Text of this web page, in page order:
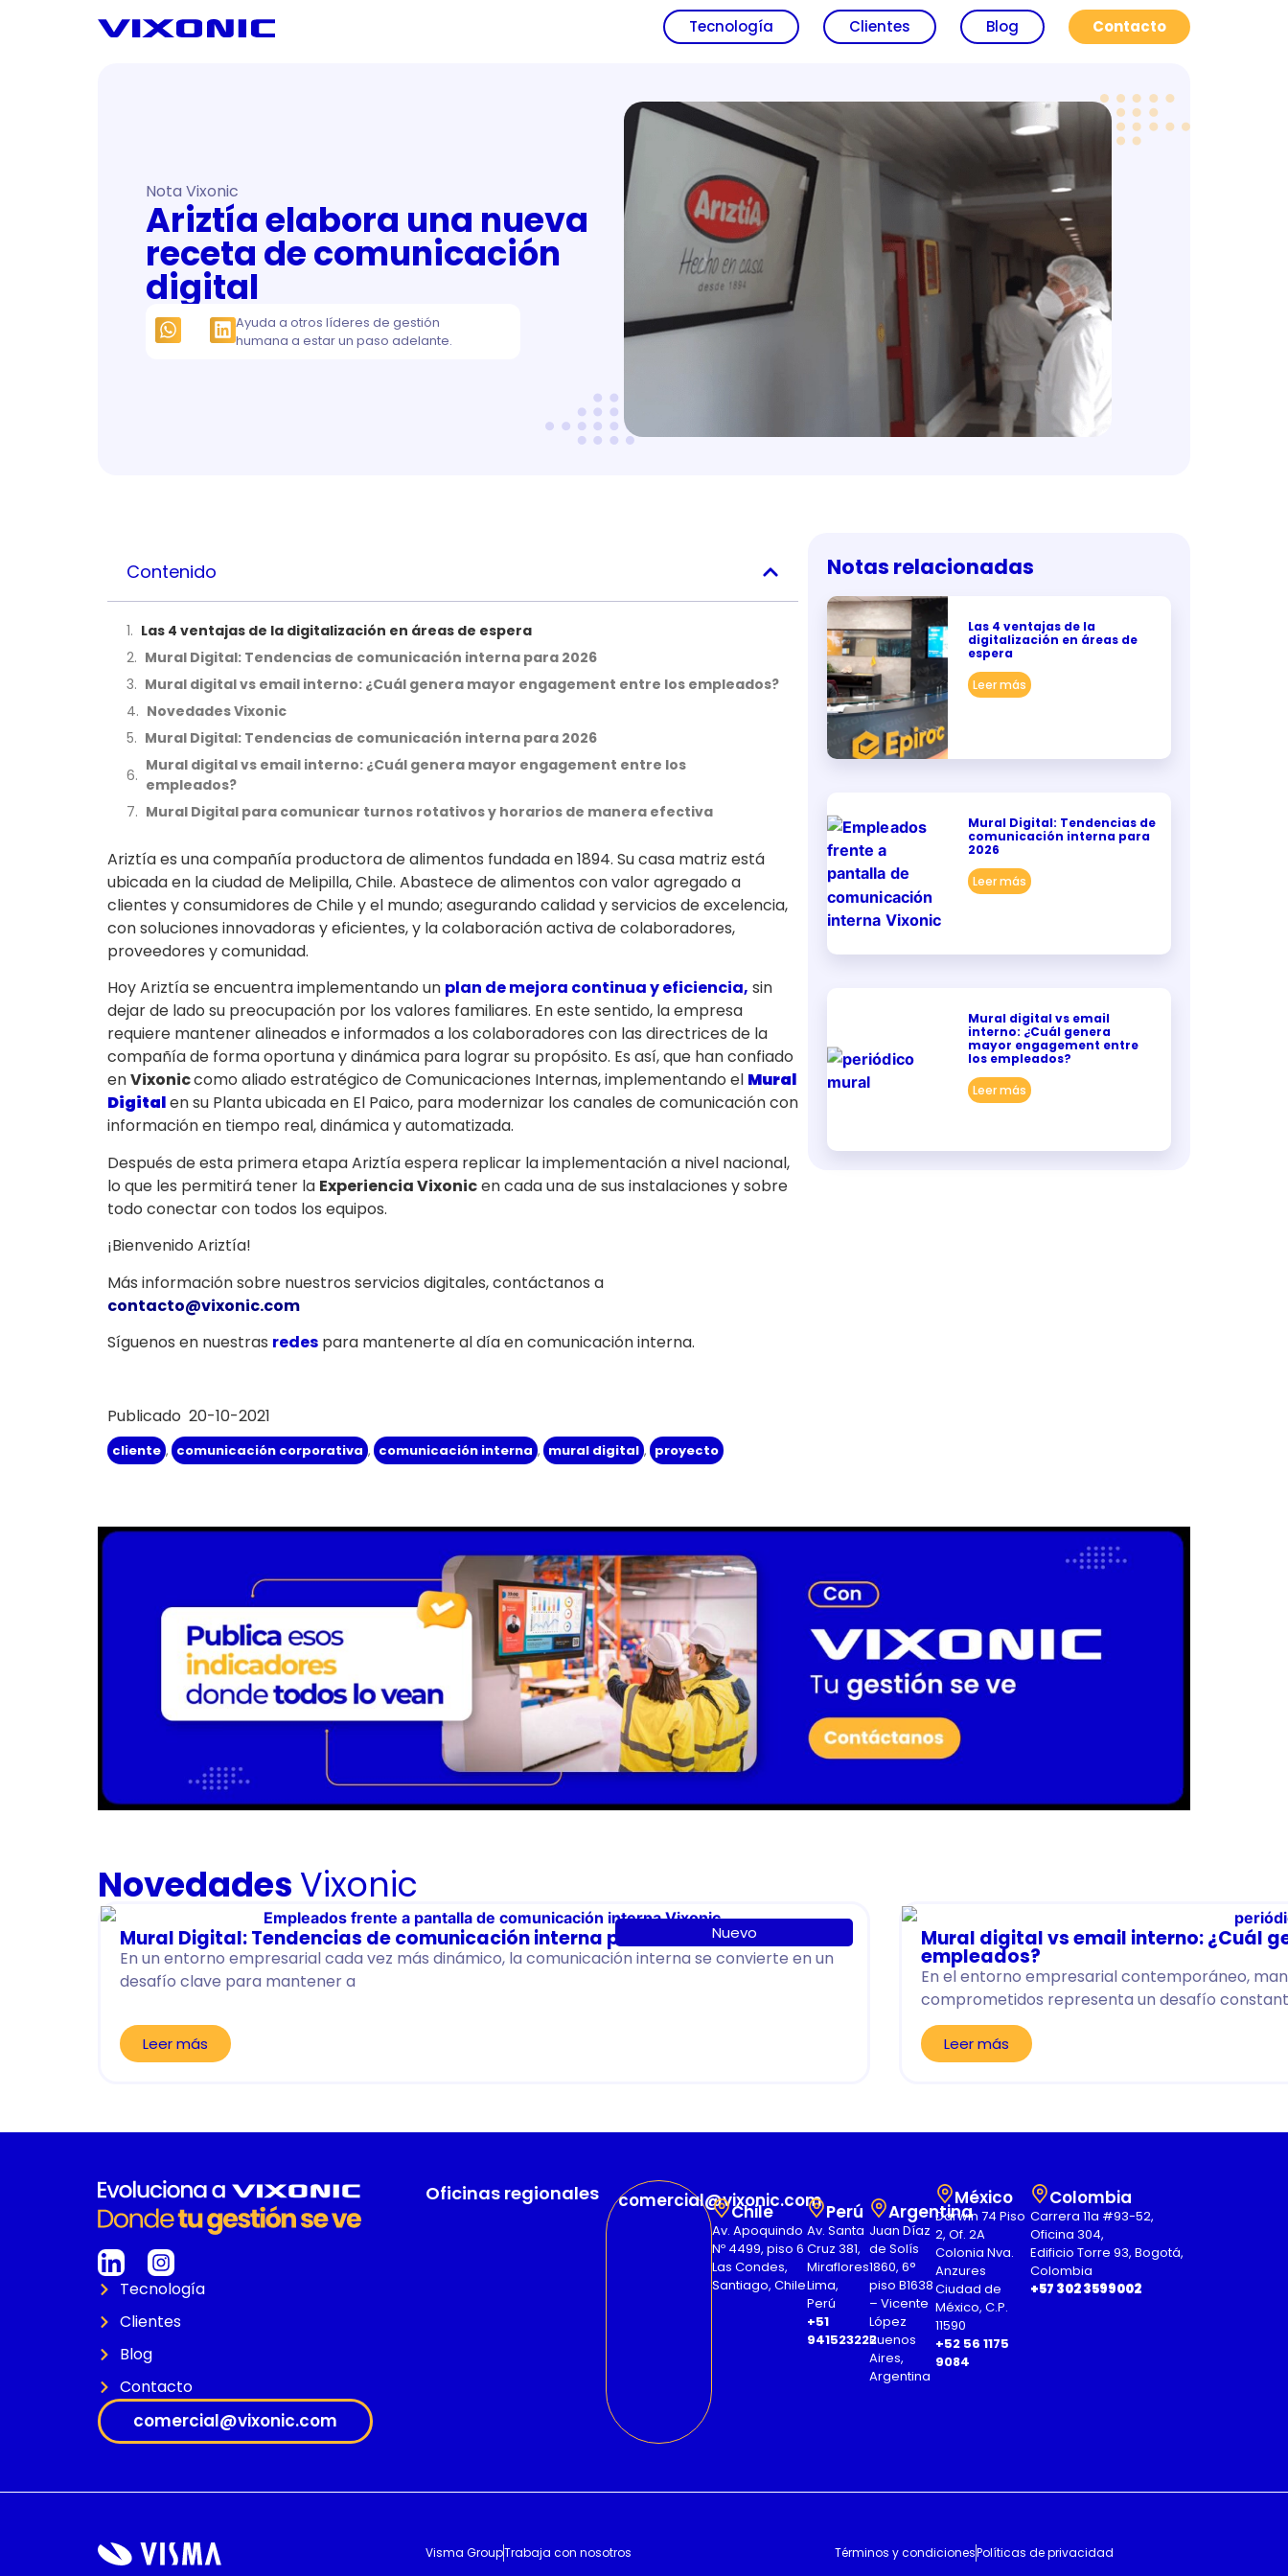
Tecnología Clientes Blog Contacto
Nota Vixonic
Ariztía elabora una nueva
receta de comunicación
digital
Ayuda a otros líderes de gestión
humana a estar un paso adelante.
Contenido
Las 4 ventajas de la digitalización en áreas de espera
Mural Digital: Tendencias de comunicación interna para 2026
Mural digital vs email interno: ¿Cuál genera mayor engagement entre los empleados?
Novedades Vixonic
Mural Digital: Tendencias de comunicación interna para 2026
Mural digital vs email interno: ¿Cuál genera mayor engagement entre los
empleados?
Mural Digital para comunicar turnos rotativos y horarios de manera efectiva
Ariztía es una compañía productora de alimentos fundada en 1894. Su casa matriz está
ubicada en la ciudad de Melipilla, Chile. Abastece de alimentos con valor agregado a
clientes y consumidores de Chile y el mundo; asegurando calidad y servicios de excelencia,
con soluciones innovadoras y eficientes, y la colaboración activa de colaboradores,
proveedores y comunidad.
Hoy Ariztía se encuentra implementando un plan de mejora continua y eficiencia, sin
dejar de lado su preocupación por los valores familiares. En este sentido, la empresa
requiere mantener alineados e informados a los colaboradores con las directrices de la
compañía de forma oportuna y dinámica para lograr su propósito. Es así, que han confiado
enVixoniccomo aliado estratégico de Comunicaciones Internas, implementando el Mural
Digitalen su Planta ubicada en El Paico, para modernizar los canales de comunicación con
información en tiempo real, dinámica y automatizada.
Después de esta primera etapa Ariztía espera replicar la implementación a nivel nacional,
lo que les permitirá tener la Experiencia Vixonicen cada una de sus instalaciones y sobre
todo conectar con todos los equipos.
¡Bienvenido Ariztía!
Más información sobre nuestros servicios digitales, contáctanos a
contacto@vixonic.com
Síguenos en nuestras redes para mantenerte al día en comunicación interna.
Publicado 20-10-2021
cliente , comunicación corporativa , comunicación interna , mural digital , proyecto
Notas relacionadas
Las 4 ventajas de la
digitalización en áreas de
espera
Leer más
Mural Digital: Tendencias de
comunicación interna para
2026
Leer más
Mural digital vs email
interno: ¿Cuál genera
mayor engagement entre
los empleados?
Leer más
Novedades Vixonic
Nuevo
Mural Digital: Tendencias de comunicación interna para 2026
En un entorno empresarial cada vez más dinámico, la comunicación interna se convierte en un
desafío clave para mantener a
Leer más
Mural digital vs email interno: ¿Cuál
empleados?
En el entorno empresarial contemporáneo,
comprometidos representa un desafío
Leer más
Tecnología
Clientes
Blog
Contacto
comercial@vixonic.com
Oficinas regionales comercial@vixonic.com
Chile
Av. Apoquindo
Nº 4499, piso 6
Las Condes,
Santiago, Chile
Perú
Av. Santa
Cruz 381,
Miraflores
Lima,
Perú
+51
941523222
Argentina
Juan Díaz
de Solís
1860, 6°
piso B1638
– Vicente
López
Buenos
Aires,
Argentina
México
Darwin 74 Piso
2, Of. 2A
Colonia Nva.
Anzures
Ciudad de
México, C.P.
11590
+52 56 1175
9084
Colombia
Carrera 11a #93-52,
Oficina 304,
Edificio Torre 93, Bogotá,
Colombia
+57 302 3599002
Visma GroupTrabaja con nosotros Términos y condicionesPolíticas de privacidad